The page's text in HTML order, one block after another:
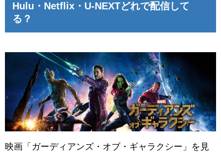
Hulu・Netflix・U-NEXTどれで配信して
る？
映画「ガーディアンズ・オブ・ギャラクシー」を見